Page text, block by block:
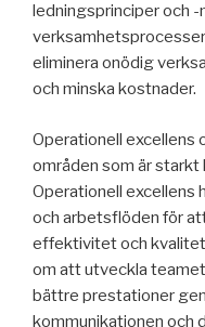
ledningsprinciper och
eliminera onödig
och minska kostnader.
Operationell excellens
områden som är starkt
Operationell excellens
och arbetsflöden för
effektivitet och kvalitet
om att utveckla
bättre prestationer
kommunikationen och